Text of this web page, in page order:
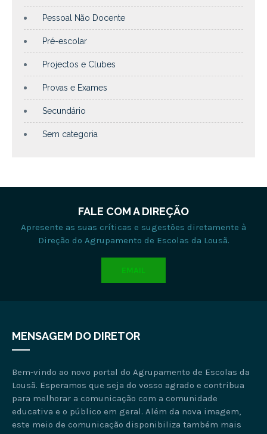
Pessoal Não Docente
Pré-escolar
Projectos e Clubes
Provas e Exames
Secundário
Sem categoria
FALE COM A DIREÇÃO
Apresente as suas críticas e sugestões diretamente à
Direção do Agrupamento de Escolas da Lousã.
EMAIL
MENSAGEM DO DIRETOR
Bem-vindo ao novo portal do Agrupamento de Escolas da
Lousã. Esperamos que seja do vosso agrado e contribua
para melhorar a comunicação com a comunidade
educativa e o público em geral. Além da nova imagem,
este meio de comunicação disponibiliza também mais